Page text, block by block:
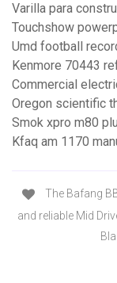
Varilla para
Touchshow
Umd football
Kenmore 70443
Commercial
Oregon scientific
Smok xpro m80
Kfaq am 1170
The Bafang
and reliable Mid